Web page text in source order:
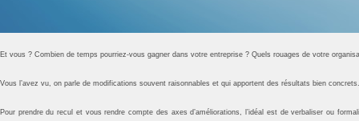
Et vous ? Combien de temps pourriez-vous gagner dans votre entreprise ? Quels rouages de votre
Vous l’avez vu, on parle de modifications souvent raisonnables et qui apportent des résultats bien
Pour prendre du recul et vous rendre compte des axes d’améliorations, l’idéal est de verbaliser ou